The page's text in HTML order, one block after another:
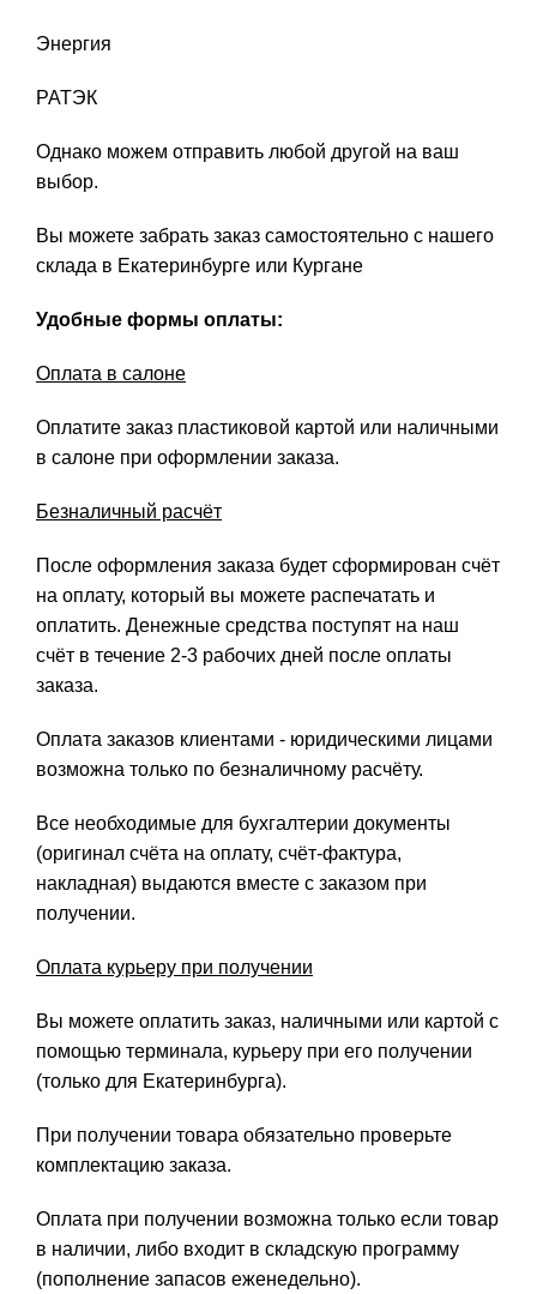
Энергия
РАТЭК
Однако можем отправить любой другой на ваш
выбор.
Вы можете забрать заказ самостоятельно с нашего
склада в Екатеринбурге или Кургане
Удобные формы оплаты:
Оплата в салоне
Оплатите заказ пластиковой картой или наличными
в салоне при оформлении заказа.
Безналичный расчёт
После оформления заказа будет сформирован счёт
на оплату, который вы можете распечатать и
оплатить. Денежные средства поступят на наш
счёт в течение 2-3 рабочих дней после оплаты
заказа.
Оплата заказов клиентами - юридическими лицами
возможна только по безналичному расчёту.
Все необходимые для бухгалтерии документы
(оригинал счёта на оплату, счёт-фактура,
накладная) выдаются вместе с заказом при
получении.
Оплата курьеру при получении
Вы можете оплатить заказ, наличными или картой с
помощью терминала, курьеру при его получении
(только для Екатеринбурга).
При получении товара обязательно проверьте
комплектацию заказа.
Оплата при получении возможна только если товар
в наличии, либо входит в складскую программу
(пополнение запасов еженедельно).